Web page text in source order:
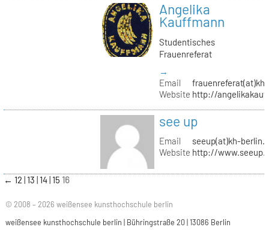
Angelika
Kauffmann
Studentisches
Frauenreferat
→
Email
Website http://
see up
Email
seeup(at)kh-
Website http://
← 12 13 14 15 16
© 2008 – 2026 weißensee kunsthochschule berlin
weißensee kunsthochschule berlin | Bühringstraße 20 | 13086 Berlin